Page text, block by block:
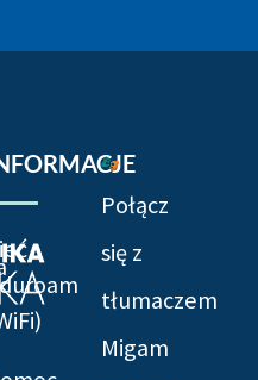
Połącz
się z
tłumaczem
Migam